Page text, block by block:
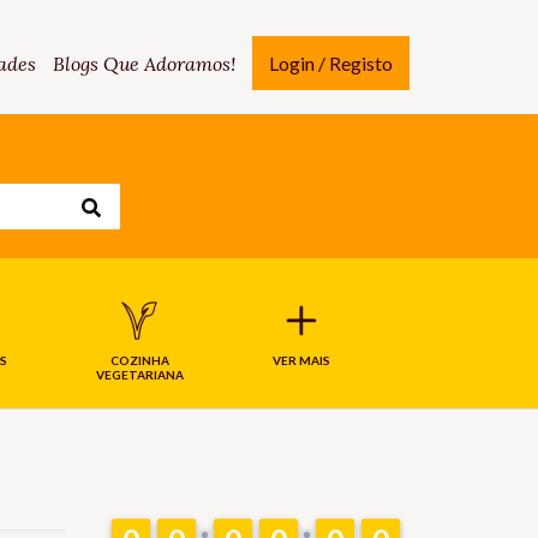
Blogs Que Adoramos! Login / Registo
COZINHA
VEGETARIANA
VER MAIS